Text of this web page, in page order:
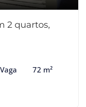
2 quartos,
72 m²